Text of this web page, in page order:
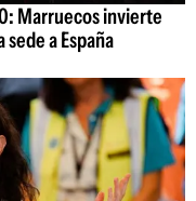
Marruecos invierte
a España